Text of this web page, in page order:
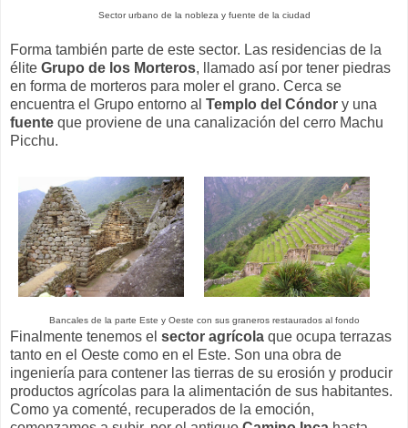
Sector urbano de la nobleza y fuente de la ciudad
Forma también parte de este sector. Las residencias de la
élite Grupo de los Morteros, llamado así por tener piedras
en forma de morteros para moler el grano. Cerca se
encuentra el Grupo entorno al Templo del Cóndor y una
fuente que proviene de una canalización del cerro Machu
Picchu.
Bancales de la parte Este y Oeste con sus graneros restaurados al fondo
Finalmente tenemos el sector agrícola que ocupa terrazas
tanto en el Oeste como en el Este. Son una obra de
ingeniería para contener las tierras de su erosión y producir
productos agrícolas para la alimentación de sus habitantes.
Como ya comenté, recuperados de la emoción,